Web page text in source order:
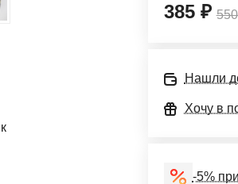
385 ₽
Нашли
Хочу в
-5%